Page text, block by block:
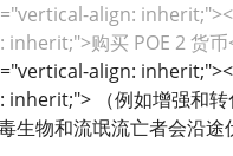
align:
购买 POE 2 货
align:
（例如增强和转
生物和流氓流亡者会沿途